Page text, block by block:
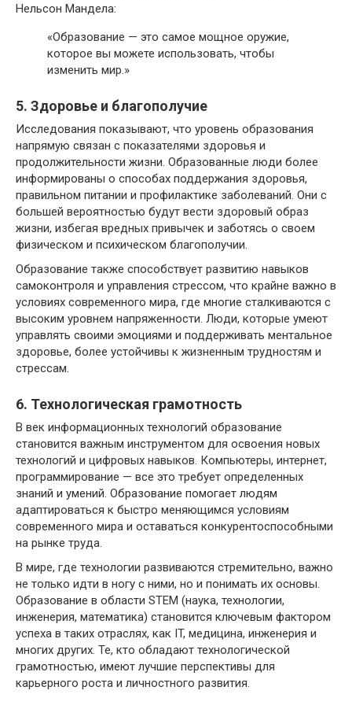
Нельсон Мандела:
«Образование — это самое мощное оружие,
которое вы можете использовать, чтобы
изменить мир.»
5. Здоровье и благополучие
Исследования показывают, что уровень образования
напрямую связан с показателями здоровья и
продолжительности жизни. Образованные люди более
информированы о способах поддержания здоровья,
правильном питании и профилактике заболеваний. Они с
большей вероятностью будут вести здоровый образ
жизни, избегая вредных привычек и заботясь о своем
физическом и психическом благополучии.
Образование также способствует развитию навыков
самоконтроля и управления стрессом, что крайне важно в
условиях современного мира, где многие сталкиваются с
высоким уровнем напряженности. Люди, которые умеют
управлять своими эмоциями и поддерживать ментальное
здоровье, более устойчивы к жизненным трудностям и
стрессам.
6. Технологическая грамотность
В век информационных технологий образование
становится важным инструментом для освоения новых
технологий и цифровых навыков. Компьютеры, интернет,
программирование — все это требует определенных
знаний и умений. Образование помогает людям
адаптироваться к быстро меняющимся условиям
современного мира и оставаться конкурентоспособными
на рынке труда.
В мире, где технологии развиваются стремительно, важно
не только идти в ногу с ними, но и понимать их основы.
Образование в области STEM (наука, технологии,
инженерия, математика) становится ключевым фактором
успеха в таких отраслях, как IT, медицина, инженерия и
многих других. Те, кто обладают технологической
грамотностью, имеют лучшие перспективы для
карьерного роста и личностного развития.